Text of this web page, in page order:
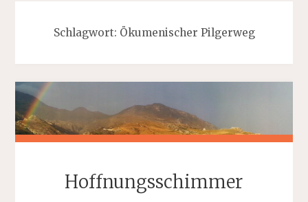
Schlagwort: Ökumenischer Pilgerweg
Hoffnungsschimmer